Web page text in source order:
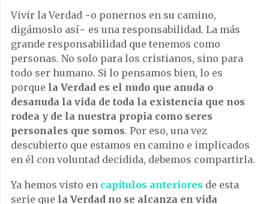
Vivir la Verdad −o ponernos en su camino,
digámoslo así− es una responsabilidad. La más
grande responsabilidad que tenemos como
personas. No solo para los cristianos, sino para
todo ser humano. Si lo pensamos bien, lo es
porque la Verdad es el nudo que anuda o
desanuda la vida de toda la existencia que nos
rodea y de la nuestra propia como seres
personales que somos. Por eso, una vez
descubierto que estamos en camino e implicados
en él con voluntad decidida, debemos compartirla.
Ya hemos visto en capítulos anteriores de esta
serie que la Verdad no se alcanza en vida